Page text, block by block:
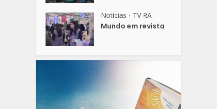
Notícias • TV RA
Mundo em revista